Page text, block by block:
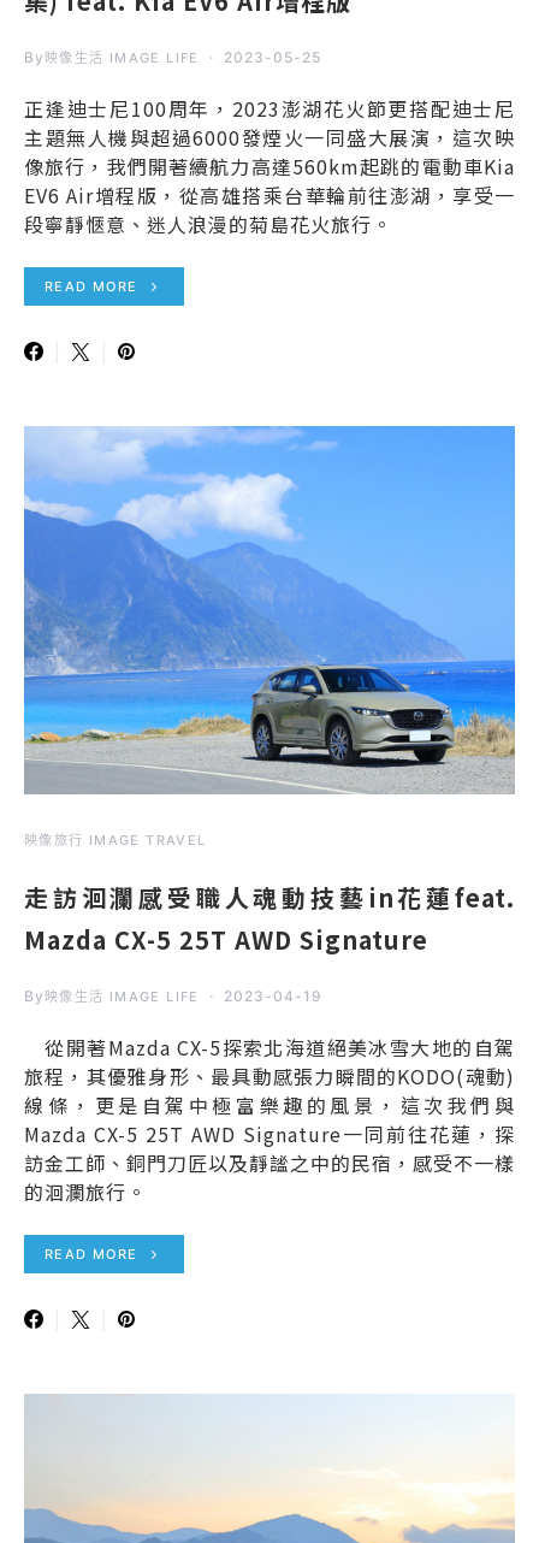
By 映像生活 IMAGE LIFE 2023-05-25
正逢迪士尼100周年，2023澎湖花火節更搭配迪士尼
主題無人機與超過6000發煙火一同盛大展演，這次映
像旅行，我們開著續航力高達560km起跳的電動車Kia
EV6 Air增程版，從高雄搭乘台華輪前往澎湖，享受一
段寧靜愜意、迷人浪漫的菊島花火旅行。
READ MORE
映像旅行 IMAGE TRAVEL
走訪洄瀾感受職人魂動技藝in花蓮feat.
Mazda CX-5 25T AWD Signature
By 映像生活 IMAGE LIFE 2023-04-19
從開著Mazda CX-5探索北海道絕美冰雪大地的自駕
旅程，其優雅身形、最具動感張力瞬間的KODO(魂動)
線條，更是自駕中極富樂趣的風景，這次我們與
Mazda CX-5 25T AWD Signature一同前往花蓮，探
訪金工師、銅門刀匠以及靜謐之中的民宿，感受不一樣
的洄瀾旅行。
READ MORE